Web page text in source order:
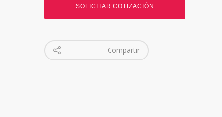
SOLICITAR COTIZACIÓN
Compartir